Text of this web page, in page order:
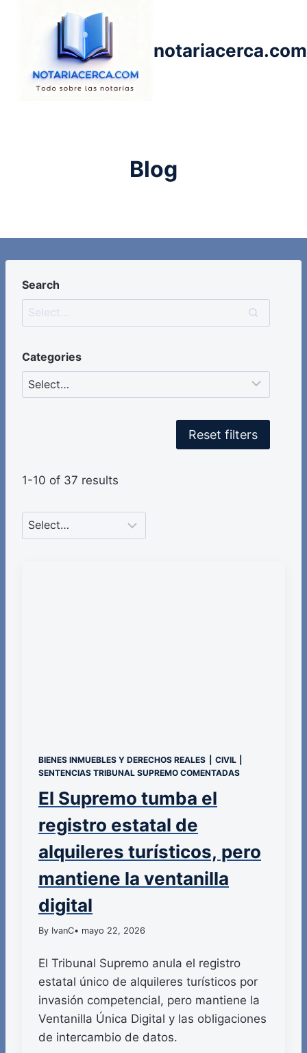
notariacerca.com
Blog
Search
Categories
Reset filters
1-10 of 37 results
BIENES INMUEBLES Y DERECHOS REALES CIVIL
SENTENCIAS TRIBUNAL SUPREMO COMENTADAS
El Supremo tumba el
registro estatal de
alquileres turísticos, pero
mantiene la ventanilla
digital
By IvanC• mayo 22, 2026
El Tribunal Supremo anula el registro
estatal único de alquileres turísticos por
invasión competencial, pero mantiene la
Ventanilla Única Digital y las obligaciones
de intercambio de datos.